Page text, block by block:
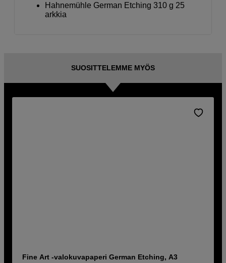
Hahnemühle German Etching 310 g 25
arkkia
SUOSITTELEMME MYÖS
Fine Art -valokuvapaperi German Etching, A3